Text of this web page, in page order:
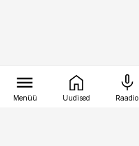
Menüü Uudised Raadio